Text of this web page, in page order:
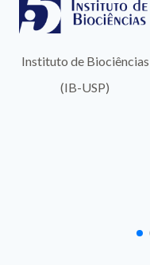
Instituto de Biociências
(IB-USP)